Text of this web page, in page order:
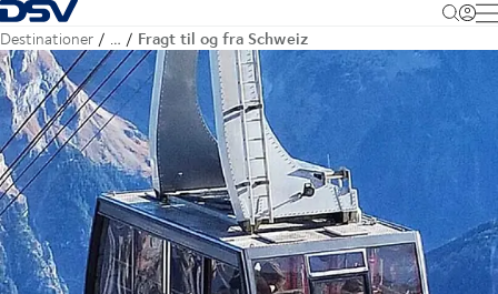
Tilbage til forsiden
Destinationer … Fragt til og fra Schweiz